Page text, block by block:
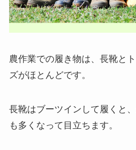
農作業での履き物は、長靴と
ズがほとんどです。
長靴はブーツインして履くと
も多くなって目立ちます。